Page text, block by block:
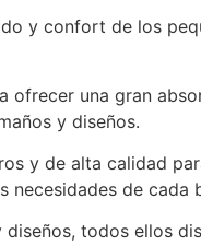
y confort de los
ofrecer una gran
y diseños.
y de alta calidad
necesidades de cada
todos ellos